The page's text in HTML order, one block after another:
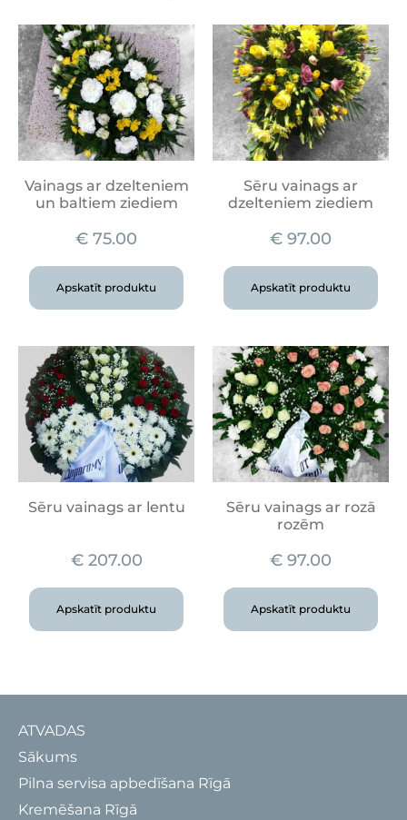
Vainags ar dzelteniem
un baltiem ziediem
€ 75.00
Apskatīt produktu
Sēru vainags ar
dzelteniem ziediem
€ 97.00
Apskatīt produktu
Sēru vainags ar lentu
€207.00
Apskatīt produktu
Sēru vainags ar rozā
rozēm
€ 97.00
Apskatīt produktu
ATVADAS
Sākums
Pilna servisa apbedīšana Rīgā
Kremēšana Rīgā